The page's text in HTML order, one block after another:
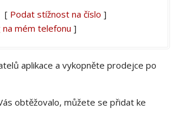
Podat stížnost na číslo ]
mém telefonu ]
aplikace a vykopněte prodejce po
obtěžovalo, můžete se přidat ke